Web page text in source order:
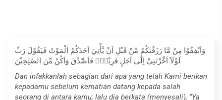
وَاَنْفِقُوْا مِنْ مَّا رَزَقْنٰكُمْ مِّنْ قَبْلِ اَنْ يَّأْتِيَ اَحَدَكُمُ الْمَوْتُ فَيَقُوْلَ رَبِّ
لَوْلَآ اَخَّرْتَنِيْٓ اِلٰٓى اَجَلٍ قَرِيْبٍۚ فَاَصَّدَّقَ وَاَكُنْ مِّنَ الصّٰلِحِيْنَ
Dan infakkanlah sebagian dari apa yang telah Kami berikan
kepadamu sebelum kematian datang kepada salah
seorang di antara kamu; lalu dia berkata (menyesali), “Ya